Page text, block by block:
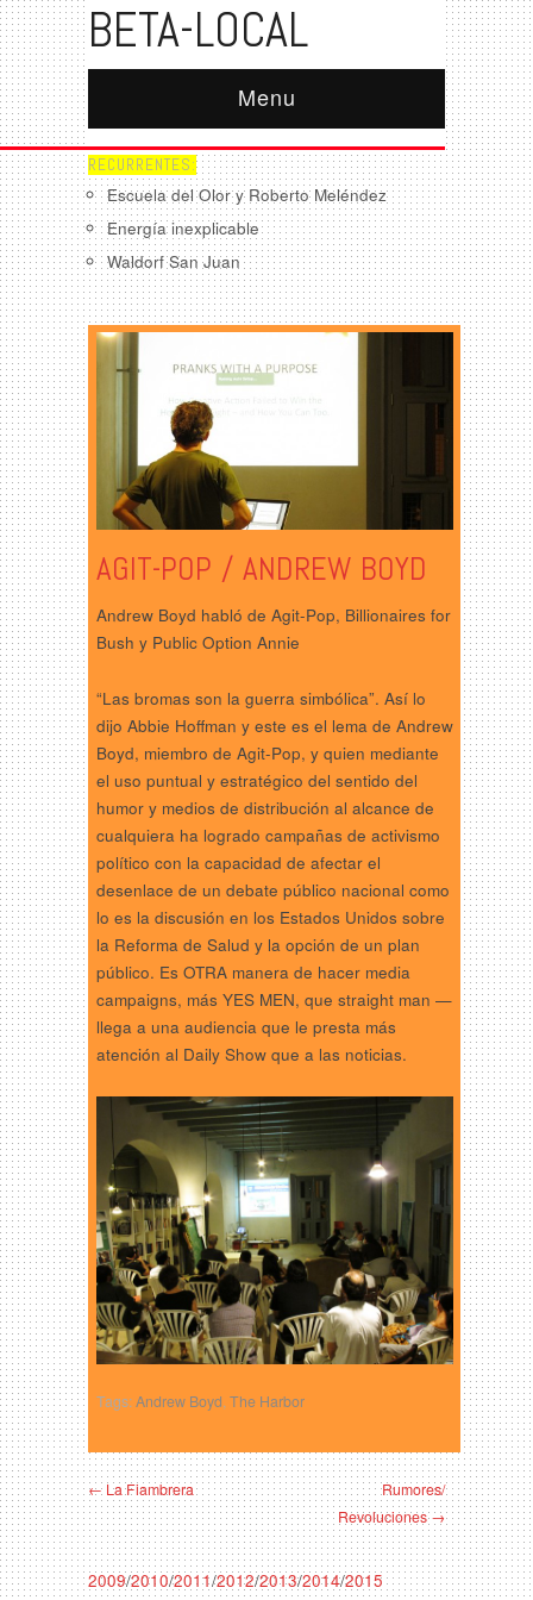
BETA-LOCAL
Menu
RECURRENTES:
Escuela del Olor y Roberto Meléndez
Energía inexplicable
Waldorf San Juan
AGIT-POP / ANDREW BOYD
Andrew Boyd habló de Agit-Pop, Billionaires for
Bush y Public Option Annie
“Las bromas son la guerra simbólica”. Así lo
dijo Abbie Hoffman y este es el lema de Andrew
Boyd, miembro de Agit-Pop, y quien mediante
el uso puntual y estratégico del sentido del
humor y medios de distribución al alcance de
cualquiera ha logrado campañas de activismo
político con la capacidad de afectar el
desenlace de un debate público nacional como
lo es la discusión en los Estados Unidos sobre
la Reforma de Salud y la opción de un plan
público. Es OTRA manera de hacer media
campaigns, más YES MEN, que straight man —
llega a una audiencia que le presta más
atención al Daily Show que a las noticias.
Tags:Andrew Boyd,The Harbor
← La Fiambrera
Rumores/
Revoluciones →
2009/2010/2011/2012/2013/2014/2015